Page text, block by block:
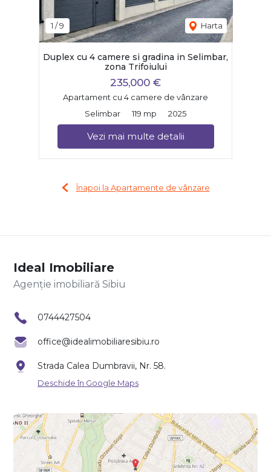
1 /9 Harta
Duplex cu 4 camere si gradina in Selimbar,
zona Trifoiului
235,000 €
Apartament cu 4 camere de vânzare
Selimbar
119 mp 2025
Vezi mai multe detalii
Înapoi la Apartamente de vânzare
Ideal Imobiliare
Agenție imobiliară Sibiu
0744427504
office@idealimobiliaresibiu.ro
Strada Calea Dumbravii, Nr. 58.
Deschide în Google Maps